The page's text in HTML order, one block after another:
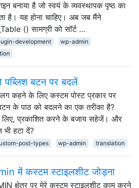
बनाया है जो स्वयं के व्यवस्थापक पृष्ठ का
है। यह होना चाहिए। अब जब मैंने
() सामग्री को सॉर्ट …
development
wp-admin
पब्लिश बटन पर बदलें
कहने के लिए कस्टम पोस्ट प्रकार पर
के पाठ को बदलने का एक तरीका है?
लिए, प्रकाशित करने के बजाय सहेजें। और
भी हटा दें?
post-types wp-admin translation
में कस्टम स्टाइलशीट जोड़ना
क्षेत्र पर मेरे कस्टम स्टाइलशीट काम करने